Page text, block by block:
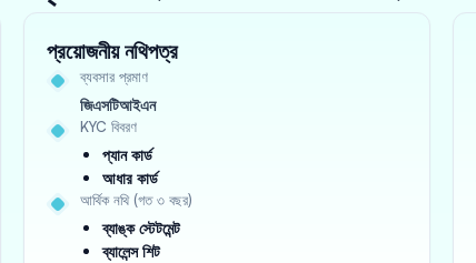
প্রয়োজনীয় নথিপত্র
ব্যবসার প্রমাণ
জিএসটিআইএন
KYC বিবরণ
প্যান কার্ড
আধার কার্ড
আর্থিক নথি (গত ৩ বছর)
ব্যাঙ্ক স্টেটমেন্ট
ব্যালেন্স শিট